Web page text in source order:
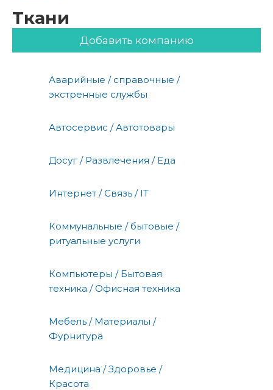
Ткани
Добавить компанию
Аварийные / справочные /
экстренные службы
Автосервис / Автотовары
Досуг / Развлечения / Еда
Интернет / Связь / IT
Коммунальные / бытовые /
ритуальные услуги
Компьютеры / Бытовая
техника / Офисная техника
Мебель / Материалы /
Фурнитура
Медицина / Здоровье /
Красота